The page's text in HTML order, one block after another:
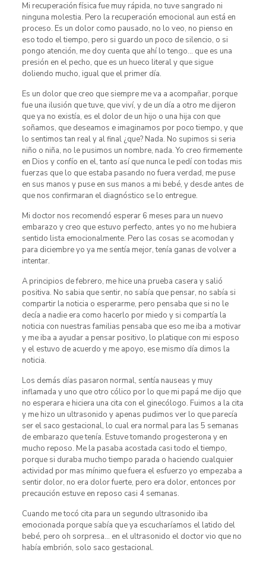
Mi recuperación física fue muy rápida, no tuve sangrado ni
ninguna molestia. Pero la recuperación emocional aun está en
proceso. Es un dolor como pausado, no lo veo, no pienso en
eso todo el tiempo, pero si guardo un poco de silencio, o si
pongo atención, me doy cuenta que ahí lo tengo… que es una
presión en el pecho, que es un hueco literal y que sigue
doliendo mucho, igual que el primer día.
Es un dolor que creo que siempre me va a acompañar, porque
fue una ilusión que tuve, que viví, y de un día a otro me dijeron
que ya no existía, es el dolor de un hijo o una hija con que
soñamos, que deseamos e imaginamos por poco tiempo, y que
lo sentimos tan real y al final ¿que? Nada. No supimos si seria
niño o niña, no le pusimos un nombre, nada. Yo creo firmemente
en Dios y confío en el, tanto así que nunca le pedí con todas mis
fuerzas que lo que estaba pasando no fuera verdad, me puse
en sus manos y puse en sus manos a mi bebé, y desde antes de
que nos confirmaran el diagnóstico se lo entregue.
Mi doctor nos recomendó esperar 6 meses para un nuevo
embarazo y creo que estuvo perfecto, antes yo no me hubiera
sentido lista emocionalmente. Pero las cosas se acomodan y
para diciembre yo ya me sentía mejor, tenía ganas de volver a
intentar.
A principios de febrero, me hice una prueba casera y salió
positiva. No sabia que sentir, no sabía que pensar, no sabía si
compartir la noticia o esperarme, pero pensaba que si no le
decía a nadie era como hacerlo por miedo y si compartía la
noticia con nuestras familias pensaba que eso me iba a motivar
y me iba a ayudar a pensar positivo, lo platique con mi esposo
y el estuvo de acuerdo y me apoyo, ese mismo día dimos la
noticia.
Los demás días pasaron normal, sentía nauseas y muy
inflamada y uno que otro cólico por lo que mi papá me dijo que
no esperara e hiciera una cita con el ginecólogo. Fuimos a la cita
y me hizo un ultrasonido y apenas pudimos ver lo que parecía
ser el saco gestacional, lo cual era normal para las 5 semanas
de embarazo que tenía. Estuve tomando progesterona y en
mucho reposo. Me la pasaba acostada casi todo el tiempo,
porque si duraba mucho tiempo parada o haciendo cualquier
actividad por mas mínimo que fuera el esfuerzo yo empezaba a
sentir dolor, no era dolor fuerte, pero era dolor, entonces por
precaución estuve en reposo casi 4 semanas.
Cuando me tocó cita para un segundo ultrasonido iba
emocionada porque sabía que ya escucharíamos el latido del
bebé, pero oh sorpresa… en el ultrasonido el doctor vio que no
había embrión, solo saco gestacional.